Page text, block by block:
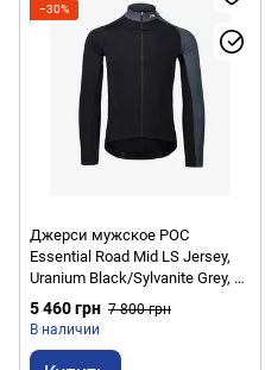
−30%
Джерси мужское POC
Essential Road Mid LS Jersey,
Uranium Black/Sylvanite Grey, S
(PC 582108288SML1)
5 460 грн 7 800 грн
В наличии